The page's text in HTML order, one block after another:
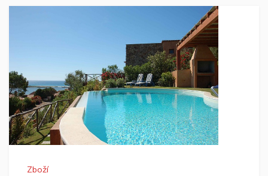
Zboží